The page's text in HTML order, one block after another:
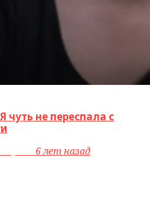
чуть не переспала с
6 лет назад